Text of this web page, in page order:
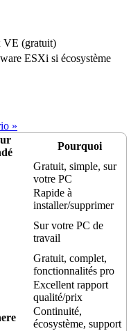
(gratuit)
ESXi si écosystème
»
Pourquoi
Gratuit, simple, sur
votre PC
Rapide à
installer/supprimer
Sur votre PC de
travail
Gratuit, complet,
fonctionnalités pro
Excellent rapport
qualité/prix
Continuité,
écosystème, support